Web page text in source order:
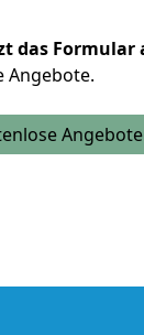
das Formular
Angebote.